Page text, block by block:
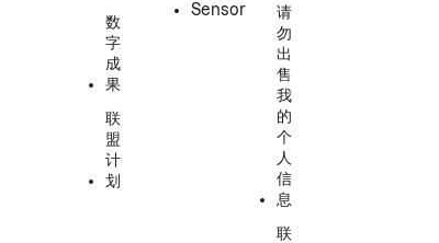
数
字
成
果
联
盟
计
划
Sensor
请
勿
出
售
我
的
个
人
信
息
联